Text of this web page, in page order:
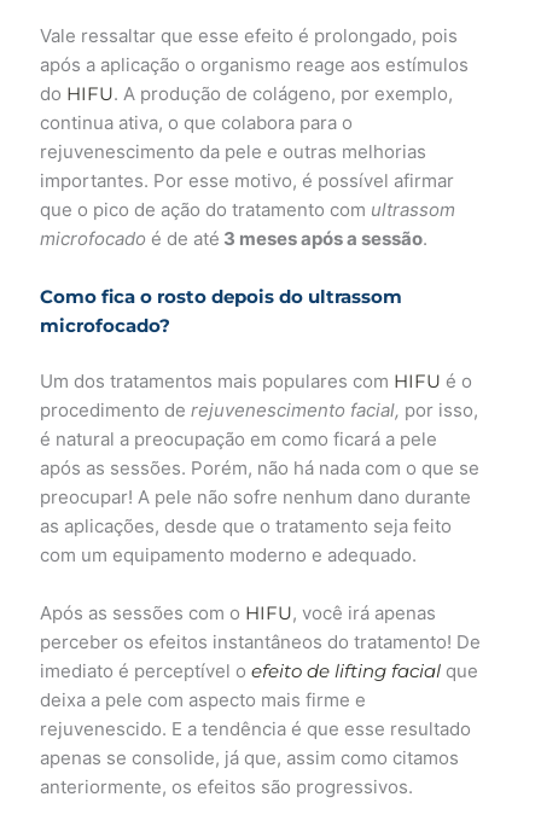
Vale ressaltar que esse efeito é prolongado, pois
após a aplicação o organismo reage aos estímulos
do HIFU. A produção de colágeno, por exemplo,
continua ativa, o que colabora para o
rejuvenescimento da pele e outras melhorias
importantes. Por esse motivo, é possível afirmar
que o pico de ação do tratamento com ultrassom
microfocado é de até 3 meses após a sessão.
Como fica o rosto depois do ultrassom
microfocado?
Um dos tratamentos mais populares com HIFU é o
procedimento derejuvenescimento facial, por isso,
é natural a preocupação em como ficará a pele
após as sessões. Porém, não há nada com o que se
preocupar! A pele não sofre nenhum dano durante
as aplicações, desde que o tratamento seja feito
com um equipamento moderno e adequado.
Após as sessões com o HIFU, você irá apenas
perceber os efeitos instantâneos do tratamento! De
imediato é perceptível o efeito de lifting facial que
deixa a pele com aspecto mais firme e
rejuvenescido. E a tendência é que esse resultado
apenas se consolide, já que, assim como citamos
anteriormente, os efeitos são progressivos.